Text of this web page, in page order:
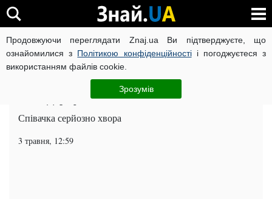
Продовжуючи переглядати Znaj.ua Ви підтверджуєте, що
ознайомилися з Політикою конфіденційностіі погоджуєтеся з
використанням файлів cookie.
Зрозумів
ВІЙНА РОСІЇ ПРОТИ УКРАЇНИ КОРОНАВІРУС В УКРАЇНІ
Шоу-бізнес ЧИТАТЬ НА РУССКОМ
Надя Дорофєєва більше не може співати
Співачка серйозно хвора
3 травня, 12:59